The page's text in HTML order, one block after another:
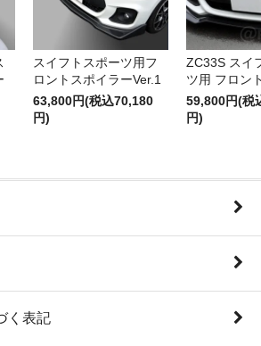
スイフトスポーツ用フ
ロントスポイラーVer.1
63,800円(税込70,180
円)
ZC33S スイ
ツ用 フロン
59,800円(税
円)
く表記